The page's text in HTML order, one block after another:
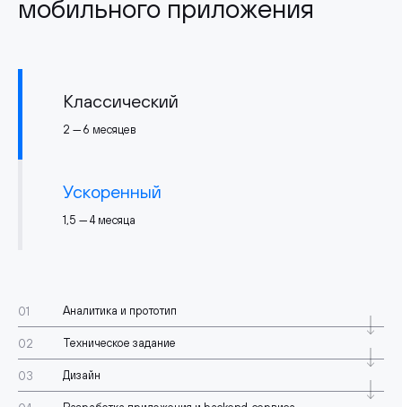
мобильного приложения
Классический
2 — 6 месяцев
Ускоренный
1,5 — 4 месяца
Аналитика и прототип
Техническое задание
Дизайн